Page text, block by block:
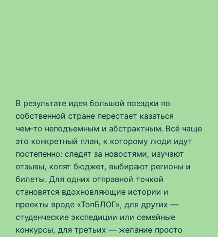
В результате идея большой поездки по
собственной стране перестает казаться
чем‑то неподъемным и абстрактным. Всё чаще
это конкретный план, к которому люди идут
постепенно: следят за новостями, изучают
отзывы, копят бюджет, выбирают регионы и
билеты. Для одних отправной точкой
становятся вдохновляющие истории и
проекты вроде «ТопБЛОГ», для других —
студенческие экспедиции или семейные
конкурсы, для третьих — желание просто